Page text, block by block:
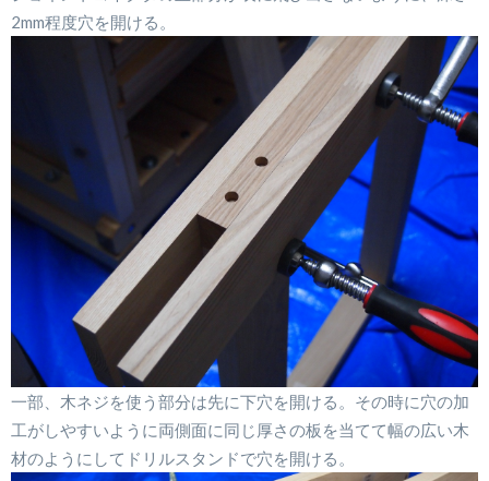
2mm程度穴を開ける。
一部、木ネジを使う部分は先に下穴を開ける。その時に穴の加
工がしやすいように両側面に同じ厚さの板を当てて幅の広い木
材のようにしてドリルスタンドで穴を開ける。